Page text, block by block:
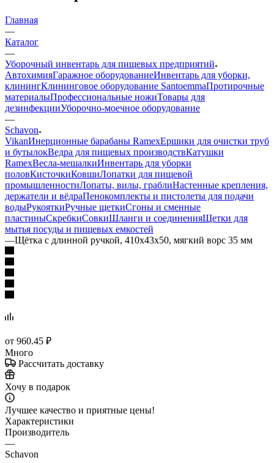
Главная
—
Каталог
—
Уборочный инвентарь для пищевых предприятий
АвтохимияГаражное оборудованиеИнвентарь для уборки,
клинингКлининговое оборудование SantoemmaПротирочные
материалыПрофессиональные ножиТовары для
дезинфекцииУборочно-моечное оборудование
—
Schavon
VikanИнерционные барабаны RamexЕршики для очистки труб
и бутылокВедра для пищевых производствКатушки
RamexВесла-мешалкиИнвентарь для уборки
половКисточкиКовшиЛопатки для пищевой
промышленностиЛопаты, вилы, граблиНастенные крепления,
держатели и вёдраПенокомплекты и пистолеты для подачи
водыРукояткиРучные щеткиСгоны и сменные
пластиныСкребкиСовкиШланги и соединенияЩетки для
мытья посуды и пищевых емкостей
—Щётка с длинной ручкой, 410x43x50, мягкий ворс 35 мм
от 960.45 ₽
Много
Рассчитать доставку
Хочу в подарок
Лучшее качество и приятные цены!
Характеристики
Производитель
—
Schavon